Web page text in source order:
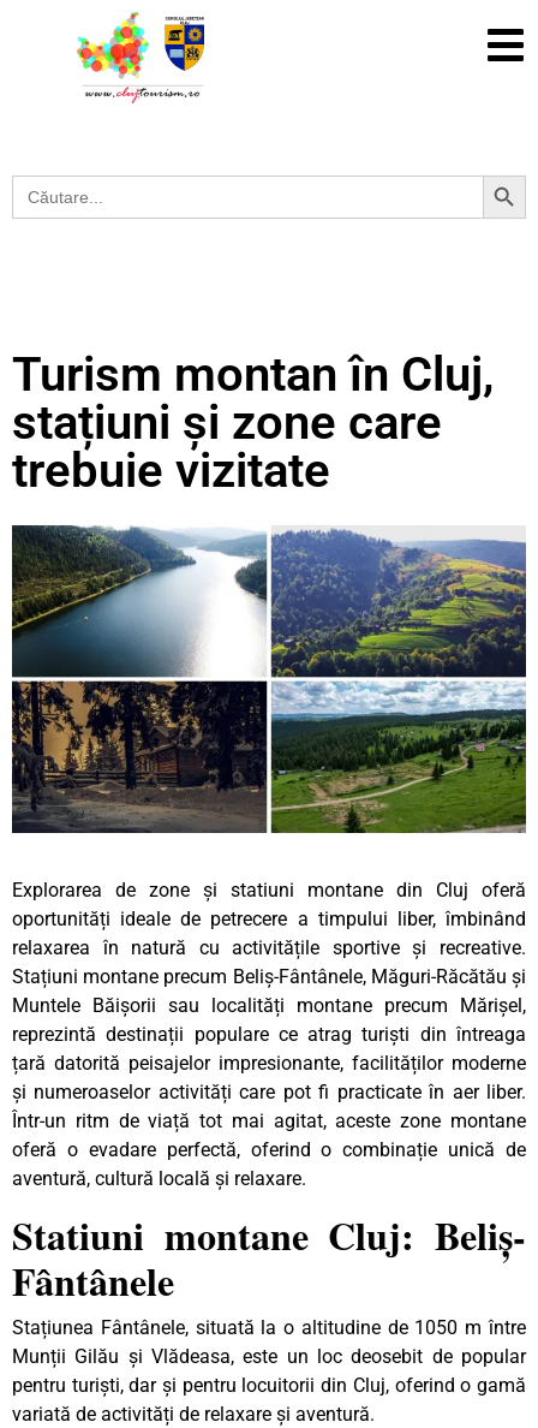
Search
for:
Search Button
Turism montan în Cluj,
stațiuni și zone care
trebuie vizitate
Explorarea de zone și statiuni montane din Cluj oferă
oportunități ideale de petrecere a timpului liber, îmbinând
relaxarea în natură cu activitățile sportive și recreative.
Stațiuni montane precum Beliș-Fântânele, Măguri-Răcătău și
Muntele Băișorii sau localități montane precum Mărișel,
reprezintă destinații populare ce atrag turiști din întreaga
țară datorită peisajelor impresionante, facilităților moderne
și numeroaselor activități care pot fi practicate în aer liber.
Într-un ritm de viață tot mai agitat, aceste zone montane
oferă o evadare perfectă, oferind o combinație unică de
aventură, cultură locală și relaxare.
Statiuni montane Cluj: Beliș-
Fântânele
Stațiunea Fântânele, situată la o altitudine de 1050 m între
Munții Gilău și Vlădeasa, este un loc deosebit de popular
pentru turiști, dar și pentru locuitorii din Cluj, oferind o gamă
variată de activități de relaxare și aventură.